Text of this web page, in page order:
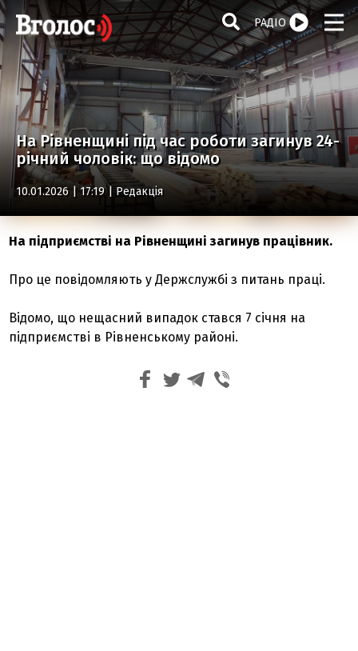
РАДІО
На Рівненщині під час роботи загинув 24-
річний чоловік: що відомо
10.01.2026 | 17:19 | Редакція
На підприємстві на Рівненщині загинув працівник.
Про це повідомляють у Держслужбі з питань праці.
Відомо, що нещасний випадок стався 7 січня на
підприємстві в Рівненському районі.